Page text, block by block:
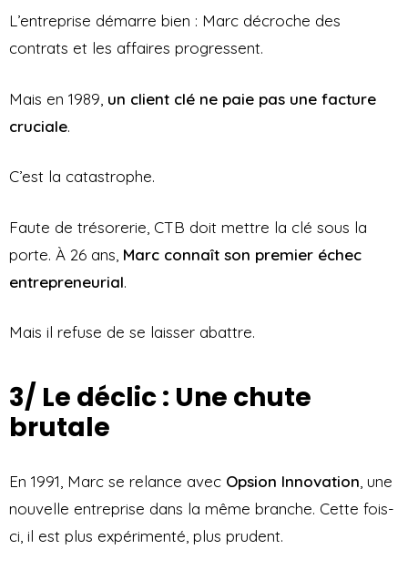
L’entreprise démarre bien : Marc décroche des
contrats et les affaires progressent.
Mais en 1989, un client clé ne paie pas une facture
cruciale.
C’est la catastrophe.
Faute de trésorerie, CTB doit mettre la clé sous la
porte. À 26 ans, Marc connaît son premier échec
entrepreneurial.
Mais il refuse de se laisser abattre.
3/ Le déclic : Une chute
brutale
En 1991, Marc se relance avec Opsion Innovation , une
nouvelle entreprise dans la même branche. Cette fois-
ci, il est plus expérimenté, plus prudent.